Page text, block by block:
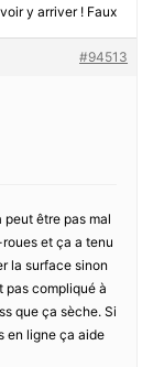
y arriver ! Faux
#94513
peut être pas mal
et ça a tenu
la surface sinon
pas compliqué à
que ça sèche. Si
en ligne ça aide